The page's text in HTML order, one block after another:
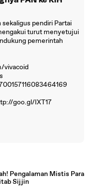
pendiri Partai
turut menyetujui
pemerintah
vivacoid
goo.gl/IXT17
Pengalaman Mistis Para
Sijjin